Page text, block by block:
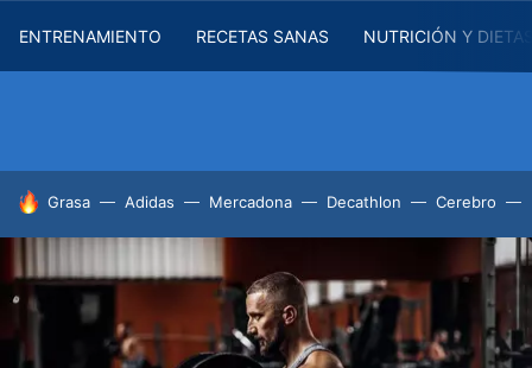
ENTRENAMIENTO RECETAS SANAS NUTRICIÓN Y
HOY SE HABLA DE
Grasa Adidas Mercadona Decathlon Cerebro